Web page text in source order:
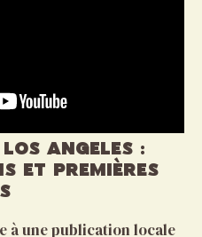
Angeles :
et premières
à une publication locale